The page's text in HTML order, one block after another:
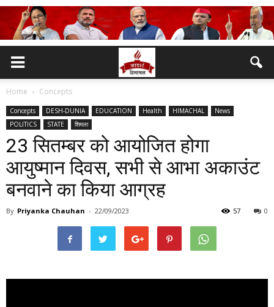
Home Concepts
Concepts DESH-DUNIA EDUCATION Health HIMACHAL
News
POLITICS
STATE शिमला
23 सितम्बर को आयोजित होगा
आयुष्मान दिवस, सभी से आभा अकाउंट
बनवाने का किया आग्रह
By Priyanka Chauhan - 22/09/2023 0
57